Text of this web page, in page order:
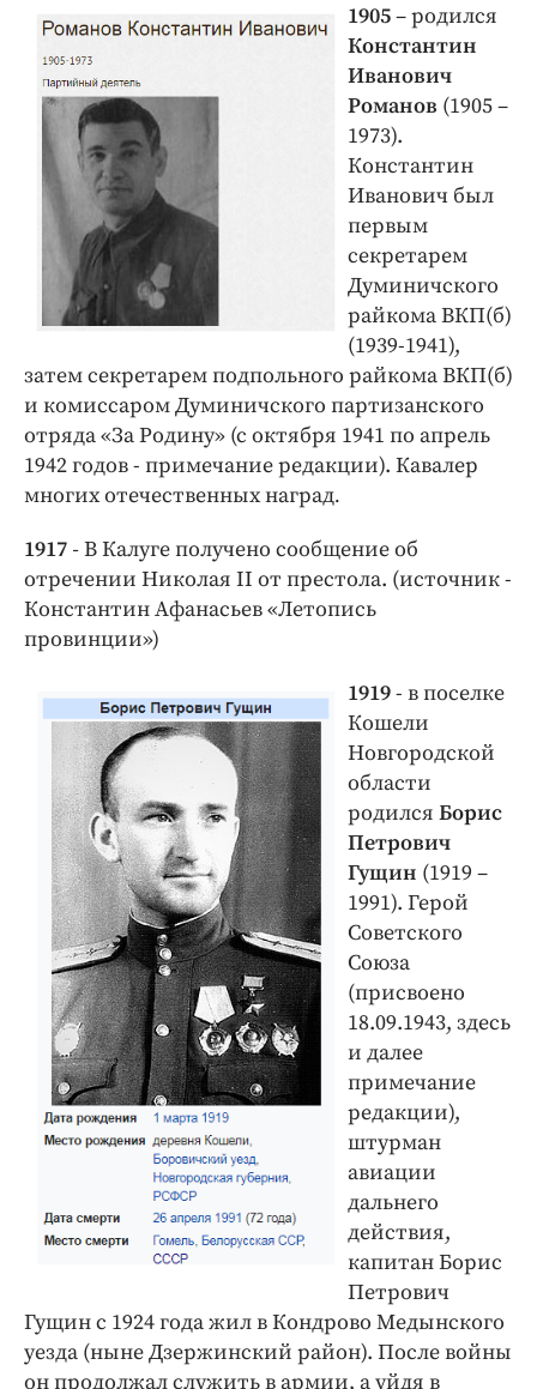
1905– родился
Константин
Иванович
Романов (1905 –
1973).
Константин
Иванович был
первым
секретарем
Думиничского
райкома ВКП(б)
(1939-1941),
затем секретарем подпольного райкома ВКП(б)
и комиссаром Думиничского партизанского
отряда «За Родину» (с октября 1941 по апрель
1942 годов - примечание редакции). Кавалер
многих отечественных наград.
1917 -В Калуге получено сообщение об
отречении Николая II от престола. (источник -
Константин Афанасьев «Летопись
провинции»)
1919- в поселке
Кошели
Новгородской
области
родился Борис
Петрович
Гущин (1919 –
1991). Герой
Советского
Союза
(присвоено
18.09.1943, здесь
и далее
примечание
редакции),
штурман
авиации
дальнего
действия,
капитан Борис
Петрович
Гущин с 1924 года жил в Кондрово Медынского
уезда (ныне Дзержинский район). После войны
он продолжал служить в армии, а уйдя в